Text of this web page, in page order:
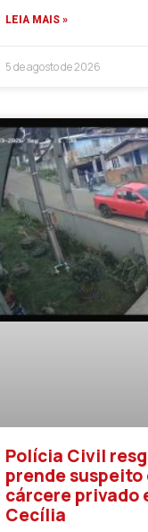
LEIA MAIS »
5 de agosto de 2026
Polícia Civil
prende
cárcere privado
Cecília